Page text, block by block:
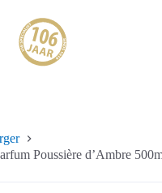
Poussière d’Ambre